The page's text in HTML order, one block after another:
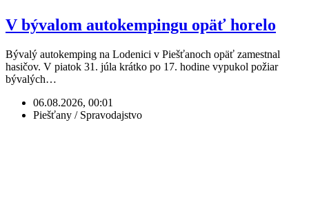
V bývalom autokempingu opäť horelo
Bývalý autokemping na Lodenici v Piešťanoch opäť zamestnal
hasičov. V piatok 31. júla krátko po 17. hodine vypukol požiar
bývalých…
06.08.2026, 00:01
Piešťany / Spravodajstvo